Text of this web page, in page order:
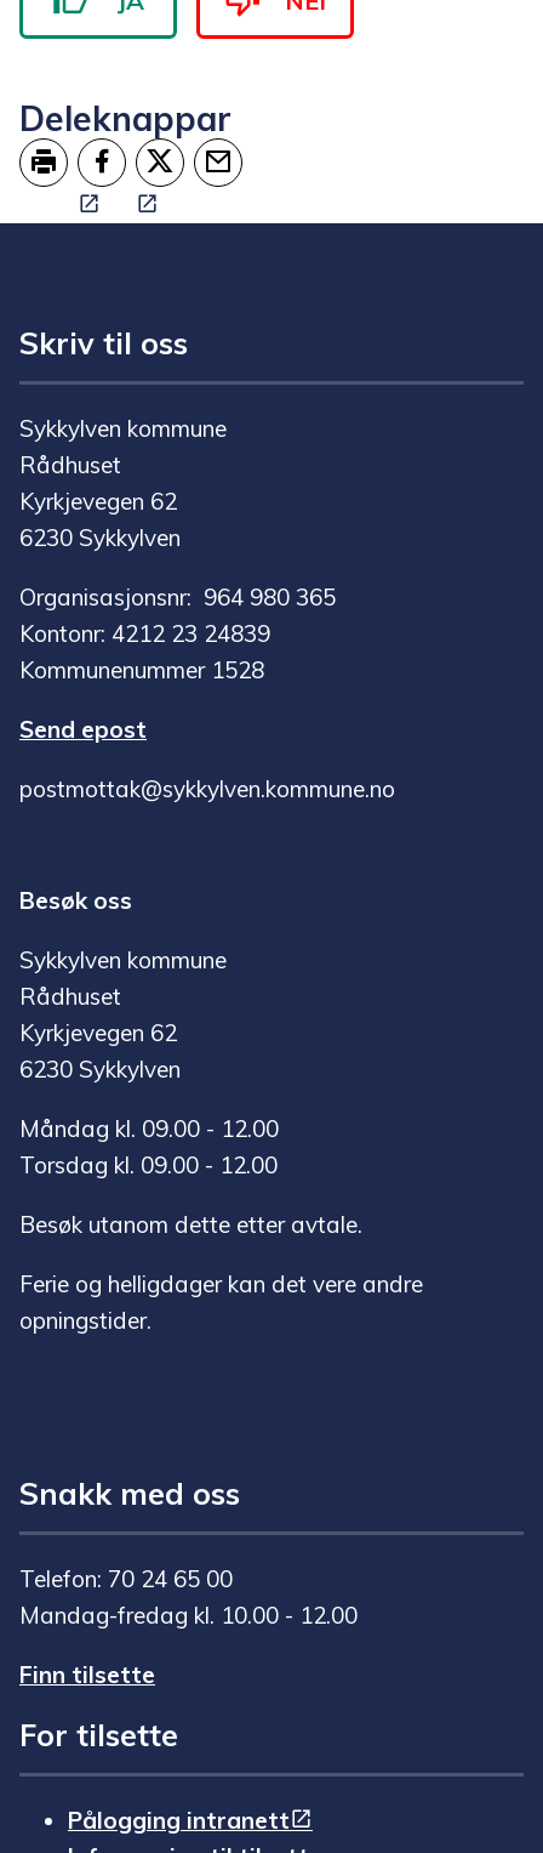
Deleknappar
Skriv utDel på Facebook
Del på Twitter
Skriv til oss
Sykkylven kommune
Rådhuset
Kyrkjevegen 62
6230 Sykkylven
Organisasjonsnr: 964 980 365
Kontonr: 4212 23 24839
Kommunenummer 1528
Send epost
postmottak@sykkylven.kommune.no
Besøk oss
Sykkylven kommune
Rådhuset
Kyrkjevegen 62
6230 Sykkylven
Måndag kl. 09.00 - 12.00
Torsdag kl. 09.00 - 12.00
Besøk utanom dette etter avtale.
Ferie og helligdager kan det vere andre
opningstider.
Snakk med oss
Telefon: 70 24 65 00
Mandag-fredag kl. 10.00 - 12.00
Finn tilsette
For tilsette
Pålogging intranett